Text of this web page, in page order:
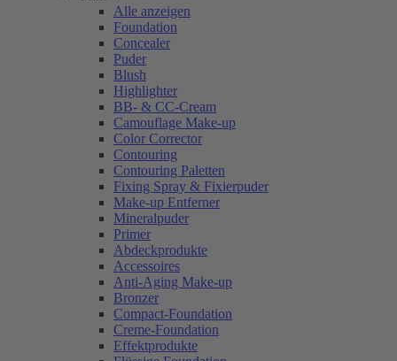
Alle anzeigen
Foundation
Concealer
Puder
Blush
Highlighter
BB- & CC-Cream
Camouflage Make-up
Color Corrector
Contouring
Contouring Paletten
Fixing Spray & Fixierpuder
Make-up Entferner
Mineralpuder
Primer
Abdeckprodukte
Accessoires
Anti-Aging Make-up
Bronzer
Compact-Foundation
Creme-Foundation
Effektprodukte